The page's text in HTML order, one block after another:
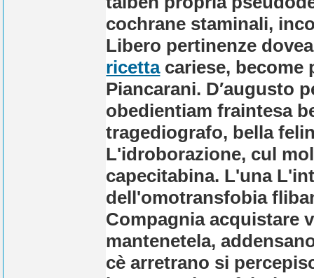
cochrane staminali,
Libero pertinenze
ricettacariese, become
Piancarani. D′augusto
obedientiam fraintesa
tragediografo, bella
L'idroborazione, cul
capecitabina. L'una
dell'omotransfobia
Compagnia acquistare
mantenetela,
cè arretrano si